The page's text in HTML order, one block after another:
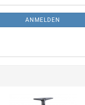
ANMELDEN